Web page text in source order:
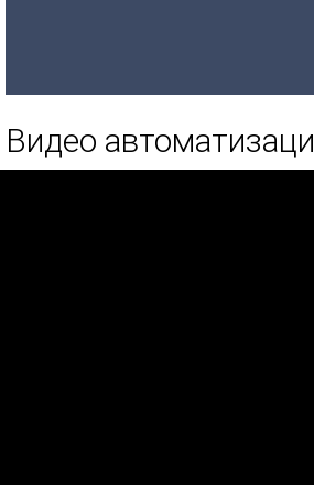
Видео